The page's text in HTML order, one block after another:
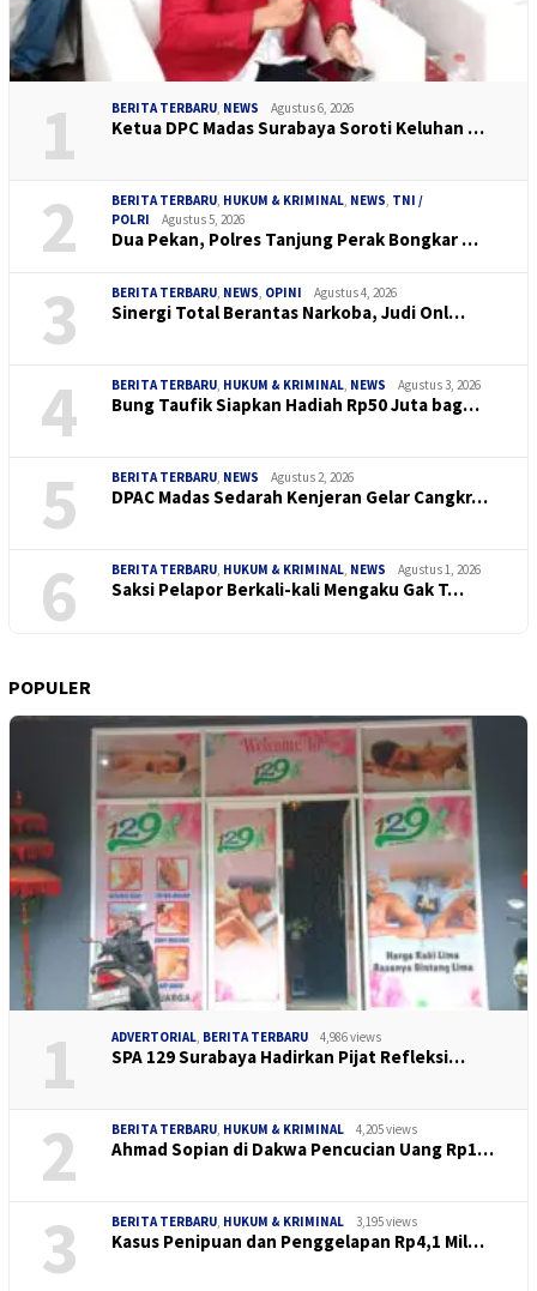
1 BERITA TERBARU, NEWS Agustus 6, 2026
Ketua DPC Madas Surabaya Soroti Keluhan …
2 BERITA TERBARU, HUKUM & KRIMINAL, NEWS, TNI /
POLRI
Agustus 5, 2026
Dua Pekan, Polres Tanjung Perak Bongkar …
3 BERITA TERBARU, NEWS, OPINI Agustus 4, 2026
Sinergi Total Berantas Narkoba, Judi Onl…
4 BERITA TERBARU, HUKUM & KRIMINAL, NEWS Agustus 3, 2026
Bung Taufik Siapkan Hadiah Rp50 Juta bag…
5 BERITA TERBARU, NEWS Agustus 2, 2026
DPAC Madas Sedarah Kenjeran Gelar Cangkr…
6 BERITA TERBARU, HUKUM & KRIMINAL, NEWS Agustus 1, 2026
Saksi Pelapor Berkali-kali Mengaku Gak T…
POPULER
1 ADVERTORIAL, BERITA TERBARU 4,986 views
SPA 129 Surabaya Hadirkan Pijat Refleksi…
2 BERITA TERBARU, HUKUM & KRIMINAL 4,205 views
Ahmad Sopian di Dakwa Pencucian Uang Rp1…
3 BERITA TERBARU, HUKUM & KRIMINAL 3,195 views
Kasus Penipuan dan Penggelapan Rp4,1 Mil…